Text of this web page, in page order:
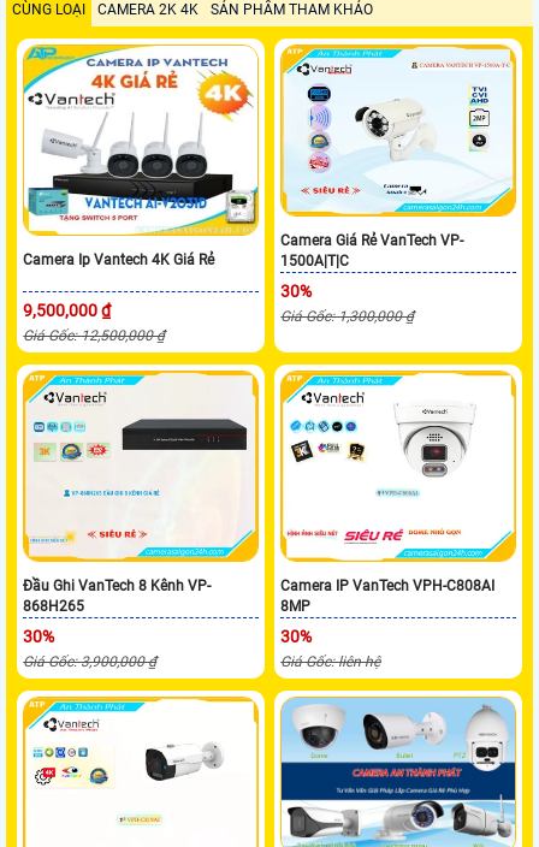
CÙNG LOẠI CAMERA 2K 4K SẢN PHẨM THAM KHẢO
Camera Ip Vantech 4K Giá Rẻ
9,500,000 ₫
Giá Gốc: 12,500,000 ₫
Camera Giá Rẻ VanTech VP-
1500A|T|C
30%
Giá Gốc: 1,300,000 ₫
Đầu Ghi VanTech 8 Kênh VP-
868H265
30%
Giá Gốc: 3,900,000 ₫
Camera IP VanTech VPH-C808AI
8MP
30%
Giá Gốc: liên hệ